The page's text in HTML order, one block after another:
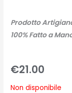
Prodotto
100% Fatto a
€21.00
Non disponibile